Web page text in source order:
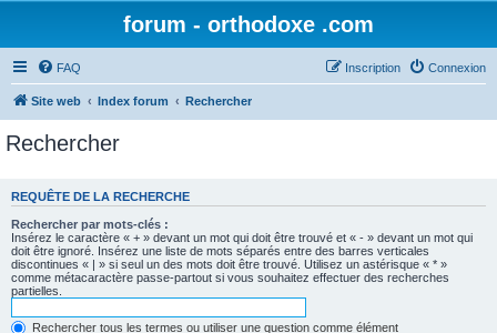
forum - orthodoxe .com
FAQ Connexion
Inscription
Site web Index forum Rechercher
Rechercher
REQUÊTE DE LA RECHERCHE
Rechercher par mots-clés :
Insérez le caractère « + » devant un mot qui doit être trouvé et « - » devant un mot qui
doit être ignoré. Insérez une liste de mots séparés entre des barres verticales
discontinues « | » si seul un des mots doit être trouvé. Utilisez un astérisque « * »
comme métacaractère passe-partout si vous souhaitez effectuer des recherches
partielles.
Rechercher tous les termes ou utiliser une question comme élément